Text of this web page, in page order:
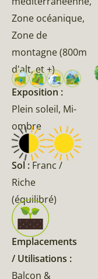
Zone océanique,
Zone de
montagne (800m
d'alt, et +)
Exposition :
Plein soleil, Mi-
ombre
Sol : Franc /
Riche
(équilibré)
Emplacements
/ Utilisations :
Balcon &